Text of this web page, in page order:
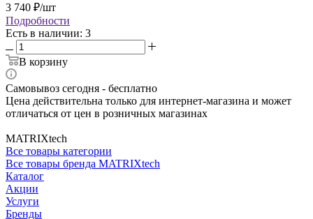
3 740 ₽/шт
Подробности
Есть в наличии: 3
В корзину
Самовывоз сегодня - бесплатно
Цена действительна только для интернет-магазина и может
отличаться от цен в розничных магазинах
MATRIXtech
Все товары категории
Все товары бренда MATRIXtech
Каталог
Акции
Услуги
Бренды